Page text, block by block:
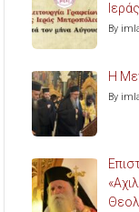
By
Η
By